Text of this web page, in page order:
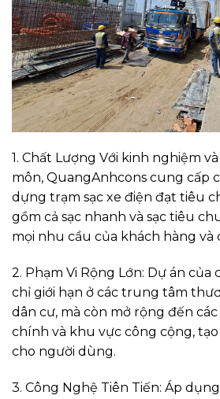
1. Chất Lượng Với kinh nghiệm
môn, QuangAnhcons cung cấp
dựng trạm sạc xe điện đạt tiêu
gồm cả sạc nhanh và sạc tiêu
mọi nhu cầu của khách hàng và
2. Phạm Vi Rộng Lớn: Dự án
chỉ giới hạn ở các trung tâm
dân cư, mà còn mở rộng đến
chính và khu vực công cộng,
cho người dùng.
3. Công Nghệ Tiên Tiến: Áp